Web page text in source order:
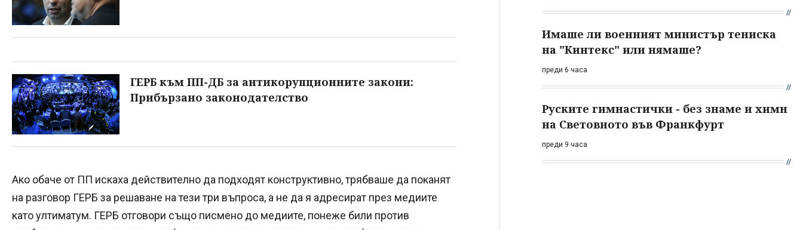
ГЕРБ към ПП-ДБ за антикорупционните закони:
Прибързано законодателство
Ако обаче от ПП искаха действително да подходят конструктивно, трябваше да поканят
на разговор ГЕРБ за решаване на тези три въпроса, а не да я адресират през медиите
като ултиматум. ГЕРБ отговори също писмено до медиите, понеже били против
Имаше ли военният министър тениска
на "Кинтекс" или нямаше?
преди 6 часа
Руските гимнастички - без знаме и химн
на Световното във Франкфурт
преди 9 часа